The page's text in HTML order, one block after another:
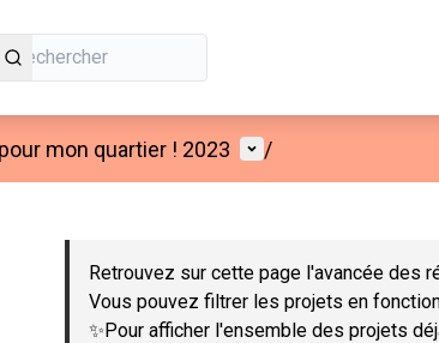
mon quartier ! 2023 Menu utilisateur
/
Passer la carte
Retrouvez sur cette page l'avancée des
Vous pouvez filtrer les projets en
✨Pour afficher l'ensemble des projets